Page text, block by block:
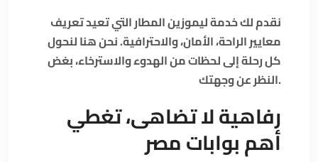
نقدم لك خدمة ليموزين المطار التي تعيد تعريف
معايير الراحة، الأمان، والاحترافية. نحن هنا لنحول
كل رحلة إلى لحظات من الهدوء والاسترخاء، بغض
النظر عن وجهتك.
رفاهية لا تضاهى، تغطي
أهم بوابات مصر